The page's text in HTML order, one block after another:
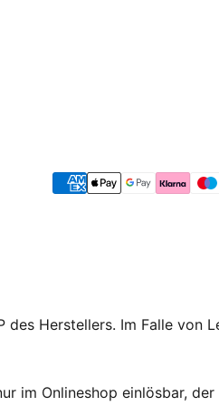
Herstellers. Im Falle von
im Onlineshop einlösbar,